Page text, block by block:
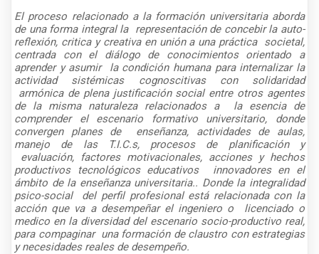
El proceso relacionado a la formación universitaria aborda
de una forma integral la representación de concebir la auto-
reflexión, critica y creativa en unión a una práctica societal,
centrada con el diálogo de conocimientos orientado a
aprender y asumir la condición humana para internalizar la
actividad sistémicas cognoscitivas con solidaridad
armónica de plena justificación social entre otros agentes
de la misma naturaleza relacionados a la esencia de
comprender el escenario formativo universitario, donde
convergen planes de enseñanza, actividades de aulas,
manejo de las T.I.C.s, procesos de planificación y
evaluación, factores motivacionales, acciones y hechos
productivos tecnológicos educativos innovadores en el
ámbito de la enseñanza universitaria.. Donde la integralidad
psico-social del perfil profesional está relacionada con la
acción que va a desempeñar el ingeniero o licenciado o
medico en la diversidad del escenario socio-productivo real,
para compaginar una formación de claustro con estrategias
y necesidades reales de desempeño.